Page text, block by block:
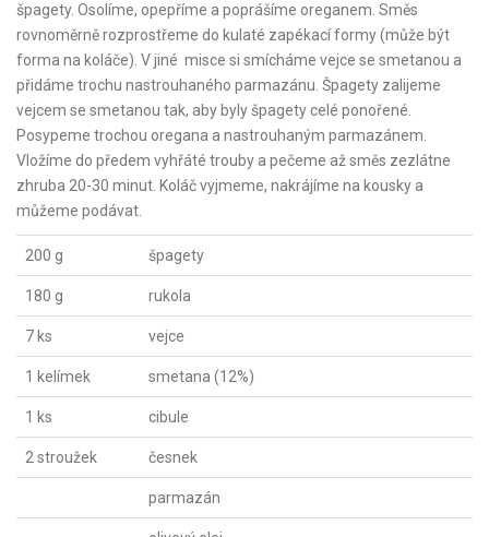
špagety. Osolíme, opepříme a poprášíme oreganem. Směs
rovnoměrně rozprostřeme do kulaté zapékací formy (může být
forma na koláče). V jiné misce si smícháme vejce se smetanou a
přidáme trochu nastrouhaného parmazánu. Špagety zalijeme
vejcem se smetanou tak, aby byly špagety celé ponořené.
Posypeme trochou oregana a nastrouhaným parmazánem.
Vložíme do předem vyhřáté trouby a pečeme až směs zezlátne
zhruba 20-30 minut. Koláč vyjmeme, nakrájíme na kousky a
můžeme podávat.
200 g špagety
180 g rukola
7 ks vejce
1 kelímek smetana (12%)
1 ks cibule
2 stroužek česnek
parmazán